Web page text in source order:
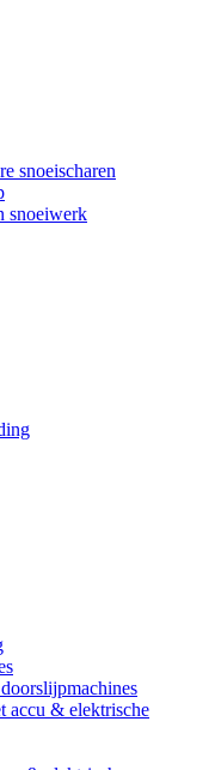
snoeischaren
snoeiwerk
accu & elektrische